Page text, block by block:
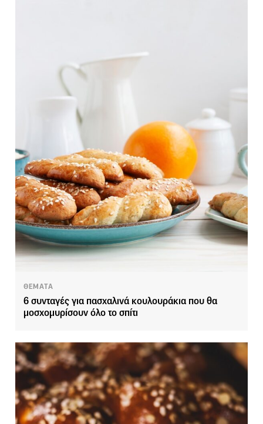
ΘΕΜΑΤΑ
6 συνταγές για πασχαλινά κουλουράκια που θα
μοσχομυρίσουν όλο το σπίτι